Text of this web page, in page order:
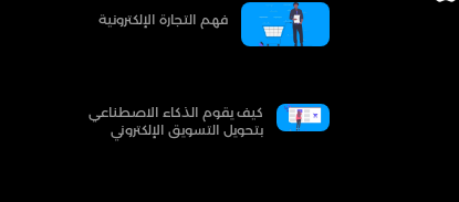
فهم التجارة الإلكترونية
كيف يقوم الذكاء الاصطناعي
بتحويل التسويق الإلكتروني